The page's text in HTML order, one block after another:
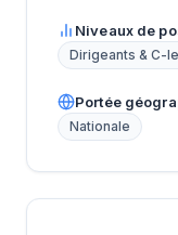
Niveaux de
Dirigeants & C-
Portée
Nationale